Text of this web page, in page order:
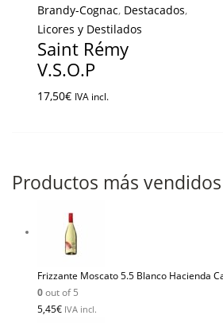
Brandy-Cognac, Destacados,
Licores y Destilados
Saint Rémy
V.S.O.P
17,50€ IVA incl.
Productos más vendidos
Frizzante Moscato 5.5 Blanco Hacienda
0out of 5
5,45€ IVA incl.